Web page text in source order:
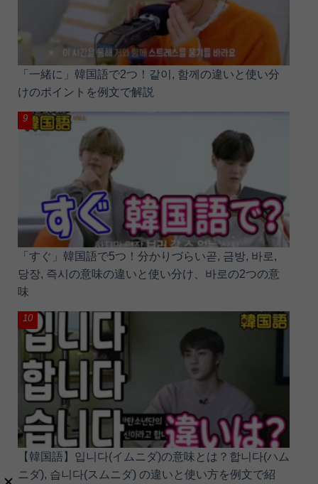
「一緒に」韓国語で2つ！같이, 함께の違いと使い分
けのポイントを例文で解説
「すぐ」韓国語で5つ！分かりづらい곧, 금방, 바로,
당장, 즉시の意味の違いと使い分け、바로の2つの意
味
【韓国語】입니다(イムニダ)の意味とは？합니다(ハム
ニダ), 습니다(スムニダ) の違いと使い方を例文で紹